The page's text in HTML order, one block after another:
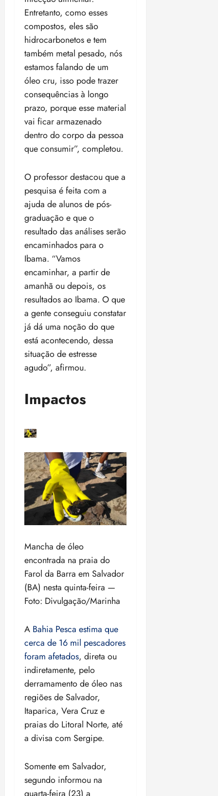
Entretanto, como esses
compostos, eles são
hidrocarbonetos e tem
também metal pesado, nós
estamos falando de um
óleo cru, isso pode trazer
consequências à longo
prazo, porque esse material
vai ficar armazenado
dentro do corpo da pessoa
que consumir”, completou.
O professor destacou que a
pesquisa é feita com a
ajuda de alunos de pós-
graduação e que o
resultado das análises serão
encaminhados para o
Ibama. “Vamos
encaminhar, a partir de
amanhã ou depois, os
resultados ao Ibama. O que
a gente conseguiu constatar
já dá uma noção do que
está acontecendo, dessa
situação de estresse
agudo”, afirmou.
Impactos
Mancha de óleo
encontrada na praia do
Farol da Barra em Salvador
(BA) nesta quinta-feira —
Foto: Divulgação/Marinha
A Bahia Pesca estima que
cerca de 16 mil pescadores
foram afetados, direta ou
indiretamente, pelo
derramamento de óleo nas
regiões de Salvador,
Itaparica, Vera Cruz e
praias do Litoral Norte, até
a divisa com Sergipe.
Somente em Salvador,
segundo informou na